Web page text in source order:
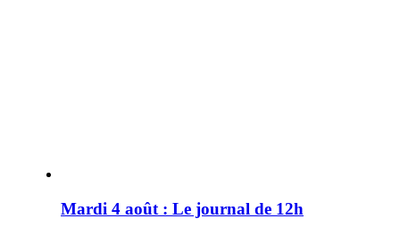
Mardi 4 août : Le journal de 12h